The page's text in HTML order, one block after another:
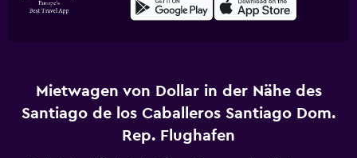
Mietwagen von Dollar in der Nähe des
Santiago de los Caballeros Santiago Dom.
Rep. Flughafen